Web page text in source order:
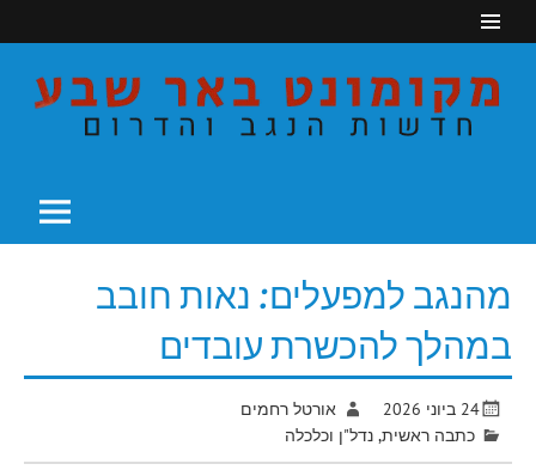
מהנגב למפעלים: נאות חובב
במהלך להכשרת עובדים
24 ביוני 2026
אורטל רחמים
כתבה ראשית,נדל"ן וכלכלה